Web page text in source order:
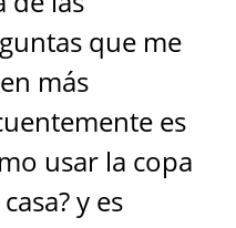
que me
más
es
usar la copa
y es